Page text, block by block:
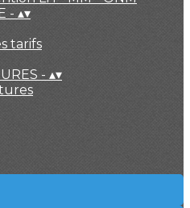
- ▴▾
tarifs
- ▴▾